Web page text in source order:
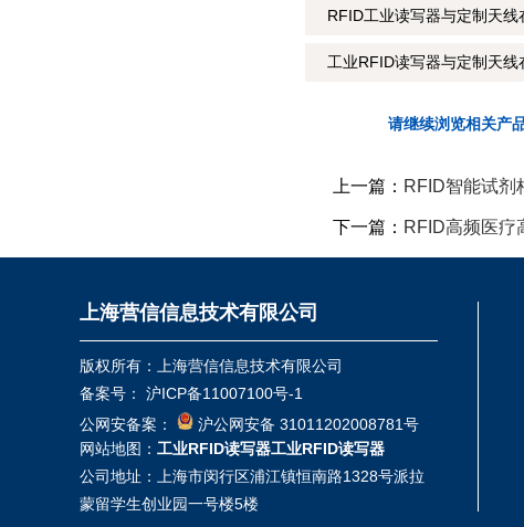
RFID工业读写器与定制天线
工业RFID读写器与定制天线
请继续浏览相关产
上一篇： RFID智能试剂
下一篇： RFID高频医疗
上海营信信息技术有限公司
版权所有：上海营信信息技术有限公司
备案号：
沪ICP备11007100号-1
公网安备案：
沪公网安备 31011202008781号
网站地图： 工业RFID读写器工业RFID读写器
公司地址：上海市闵行区浦江镇恒南路1328号派拉
蒙留学生创业园一号楼5楼